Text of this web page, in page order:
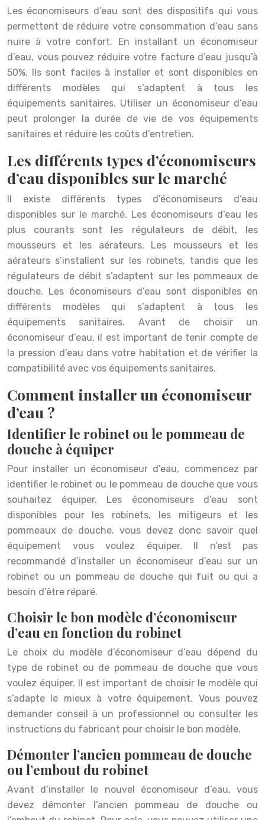
Les économiseurs d’eau sont des dispositifs qui vous
permettent de réduire votre consommation d’eau sans
nuire à votre confort. En installant un économiseur
d’eau, vous pouvez réduire votre facture d’eau jusqu’à
50%. Ils sont faciles à installer et sont disponibles en
différents modèles qui s’adaptent à tous les
équipements sanitaires. Utiliser un économiseur d’eau
peut prolonger la durée de vie de vos équipements
sanitaires et réduire les coûts d’entretien.
Les différents types d’économiseurs
d’eau disponibles sur le marché
Il existe différents types d’économiseurs d’eau
disponibles sur le marché. Les économiseurs d’eau les
plus courants sont les régulateurs de débit, les
mousseurs et les aérateurs. Les mousseurs et les
aérateurs s’installent sur les robinets, tandis que les
régulateurs de débit s’adaptent sur les pommeaux de
douche. Les économiseurs d’eau sont disponibles en
différents modèles qui s’adaptent à tous les
équipements sanitaires. Avant de choisir un
économiseur d’eau, il est important de tenir compte de
la pression d’eau dans votre habitation et de vérifier la
compatibilité avec vos équipements sanitaires.
Comment installer un économiseur
d’eau ?
Identifier le robinet ou le pommeau de
douche à équiper
Pour installer un économiseur d’eau, commencez par
identifier le robinet ou le pommeau de douche que vous
souhaitez équiper. Les économiseurs d’eau sont
disponibles pour les robinets, les mitigeurs et les
pommeaux de douche, vous devez donc savoir quel
équipement vous voulez équiper. Il n’est pas
recommandé d’installer un économiseur d’eau sur un
robinet ou un pommeau de douche qui fuit ou qui a
besoin d’être réparé.
Choisir le bon modèle d’économiseur
d’eau en fonction du robinet
Le choix du modèle d’économiseur d’eau dépend du
type de robinet ou de pommeau de douche que vous
voulez équiper. Il est important de choisir le modèle qui
s’adapte le mieux à votre équipement. Vous pouvez
demander conseil à un professionnel ou consulter les
instructions du fabricant pour choisir le bon modèle.
Démonter l’ancien pommeau de douche
ou l’embout du robinet
Avant d’installer le nouvel économiseur d’eau, vous
devez démonter l’ancien pommeau de douche ou